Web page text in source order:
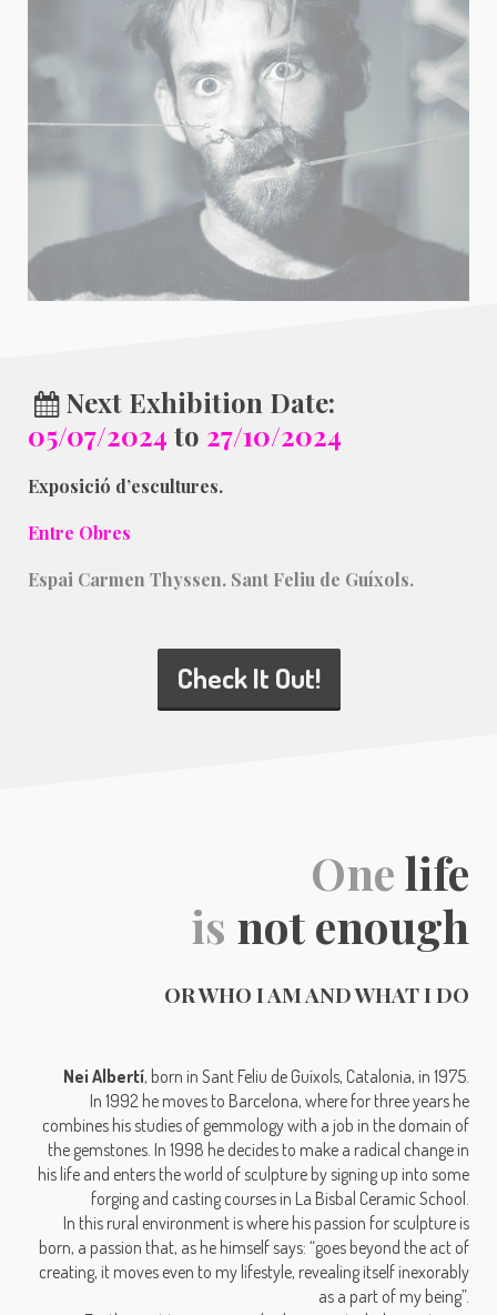
Next Exhibition Date:
05/07/2024 to 27/10/2024
Exposició d’escultures.
Entre Obres
Espai Carmen Thyssen. Sant Feliu de Guíxols.
Check It Out!
Onelife
is not enough
OR WHO I AM AND WHAT I DO
Nei Albertí, born in Sant Feliu de Guíxols, Catalonia, in 1975.
In 1992 he moves to Barcelona, where for three years he
combines his studies of gemmology with a job in the domain of
the gemstones. In 1998 he decides to make a radical change in
his life and enters the world of sculpture by signing up into some
forging and casting courses in La Bisbal Ceramic School.
In this rural environment is where his passion for sculpture is
born, a passion that, as he himself says: “goes beyond the act of
creating, it moves even to my lifestyle, revealing itself inexorably
as a part of my being”.